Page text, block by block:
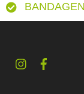
BANDAGEN